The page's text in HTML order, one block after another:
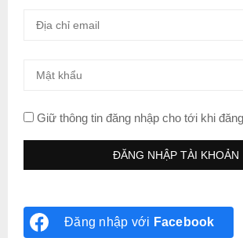
Giữ thông tin đăng nhập cho tới khi
Đăng nhập với Facebook